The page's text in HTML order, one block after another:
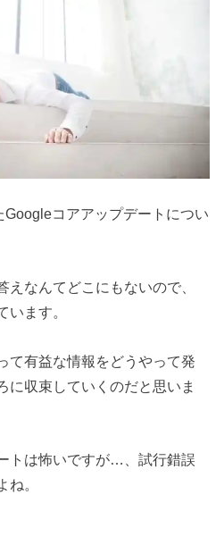
コアアップデートについ
えなんてどこにもないので、
います。
て有益な情報をどうやって発
に収束していくのだと思いま
トは怖いですが…、試行錯誤
ね。